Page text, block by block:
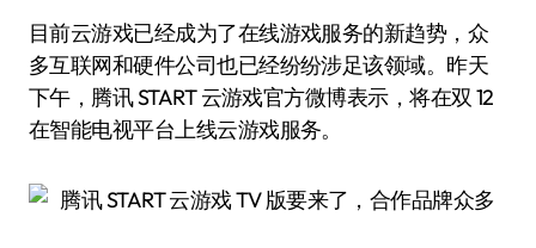
目前云游戏已经成为了在线游戏服务的新趋势，众
多互联网和硬件公司也已经纷纷涉足该领域。昨天
下午，腾讯 START 云游戏官方微博表示，将在双 12
在智能电视平台上线云游戏服务。